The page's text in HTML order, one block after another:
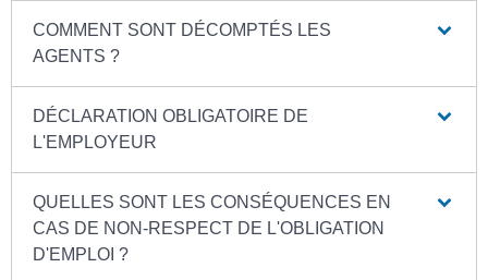
COMMENT SONT DÉCOMPTÉS LES
AGENTS ?
DÉCLARATION OBLIGATOIRE DE
L'EMPLOYEUR
QUELLES SONT LES CONSÉQUENCES EN
CAS DE NON-RESPECT DE L'OBLIGATION
D'EMPLOI ?